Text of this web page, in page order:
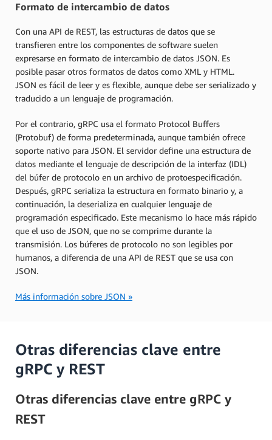
Formato de intercambio de datos
Con una API de REST, las estructuras de datos que se
transfieren entre los componentes de software suelen
expresarse en formato de intercambio de datos JSON. Es
posible pasar otros formatos de datos como XML y HTML.
JSON es fácil de leer y es flexible, aunque debe ser serializado y
traducido a un lenguaje de programación.
Por el contrario, gRPC usa el formato Protocol Buffers
(Protobuf) de forma predeterminada, aunque también ofrece
soporte nativo para JSON. El servidor define una estructura de
datos mediante el lenguaje de descripción de la interfaz (IDL)
del búfer de protocolo en un archivo de protoespecificación.
Después, gRPC serializa la estructura en formato binario y, a
continuación, la deserializa en cualquier lenguaje de
programación especificado. Este mecanismo lo hace más rápido
que el uso de JSON, que no se comprime durante la
transmisión. Los búferes de protocolo no son legibles por
humanos, a diferencia de una API de REST que se usa con
JSON.
Más información sobre JSON »
Otras diferencias clave entre
gRPC y REST
Otras diferencias clave entre gRPC y
REST